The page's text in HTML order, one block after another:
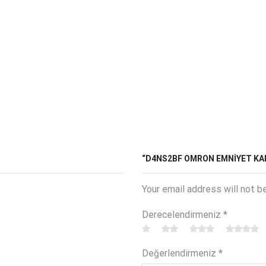
“D4NS2BF OMRON EMNİYET
Your email address will not
Derecelendirmeniz *
Değerlendirmeniz *